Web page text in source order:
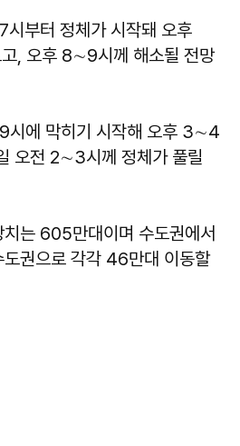
부터 정체가 시작돼 오후
, 오후 8∼9시께 해소될 전망
시에 막히기 시작해 오후 3∼4
오전 2∼3시께 정체가 풀릴
는 605만대이며 수도권에서
도권으로 각각 46만대 이동할